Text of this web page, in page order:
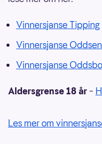
Vinnersjanse Tipping
Vinnersjanse Oddsen
Vinnersjanse
Aldersgrense 18 år –
Les mer om